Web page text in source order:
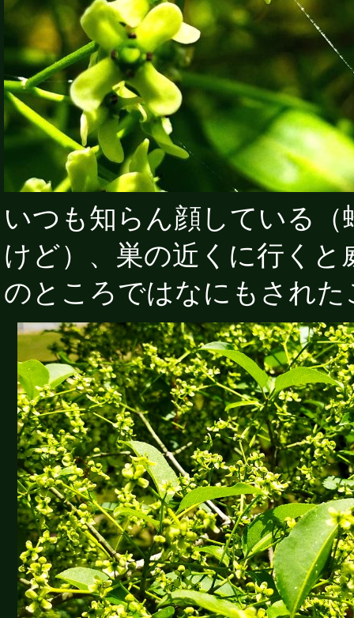
いつも知らん顔している
けど）、巣の近くに行く
のところではなにもされた